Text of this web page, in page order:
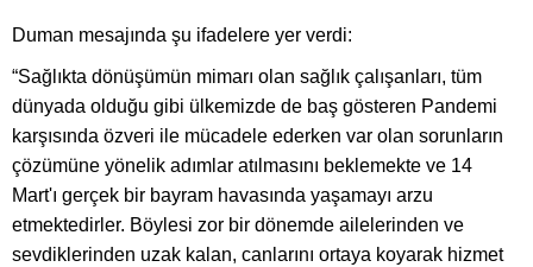
Duman mesajında şu ifadelere yer verdi:
“Sağlıkta dönüşümün mimarı olan sağlık çalışanları, tüm
dünyada olduğu gibi ülkemizde de baş gösteren Pandemi
karşısında özveri ile mücadele ederken var olan sorunların
çözümüne yönelik adımlar atılmasını beklemekte ve 14
Mart'ı gerçek bir bayram havasında yaşamayı arzu
etmektedirler. Böylesi zor bir dönemde ailelerinden ve
sevdiklerinden uzak kalan, canlarını ortaya koyarak hizmet